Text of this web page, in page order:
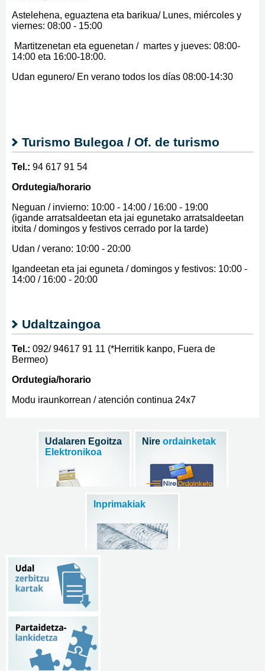
Astelehena, eguaztena eta barikua/ Lunes, miércoles y
viernes: 08:00 - 15:00
Martitzenetan eta eguenetan / martes y jueves: 08:00-
14:00 eta 16:00-18:00.
Udan egunero/ En verano todos los días 08:00-14:30
Turismo Bulegoa / Of. de turismo
Tel.: 94 617 91 54
Ordutegia/horario
Neguan / invierno: 10:00 - 14:00 / 16:00 - 19:00
(igande arratsaldeetan eta jai egunetako arratsaldeetan
itxita / domingos y festivos cerrado por la tarde)
Udan / verano: 10:00 - 20:00
Igandeetan eta jai eguneta / domingos y festivos: 10:00 -
14:00 / 16:00 - 20:00
Udaltzaingoa
Tel.: 092/ 94617 91 11 (*Herritik kanpo, Fuera de
Bermeo)
Ordutegia/horario
Modu iraunkorrean / atención continua 24x7
Udalaren Egoitza
Elektronikoa
Nire ordainketak
Inprimakiak